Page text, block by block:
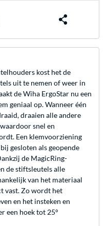
kost het de
uit te nemen of weer in
de Wiha ErgoStar nu een
geniaal op. Wanneer één
draaien alle andere
snel en
Een klemvoorziening
gesloten als geopende
de MagicRing-
de stiftsleutels alle
van het materiaal
vast. Zo wordt het
en het insteken en
een hoek tot 25°